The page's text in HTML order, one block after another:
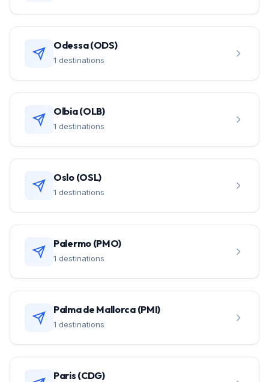
Odessa (ODS)
1 destinations
Olbia (OLB)
1 destinations
Oslo (OSL)
1 destinations
Palermo (PMO)
1 destinations
Palma de Mallorca (PMI)
1 destinations
Paris (CDG)